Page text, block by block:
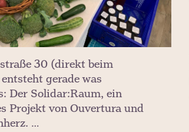
30 (direkt beim
gerade was
Der Solidar:Raum, ein
Projekt von Ouvertura und
…